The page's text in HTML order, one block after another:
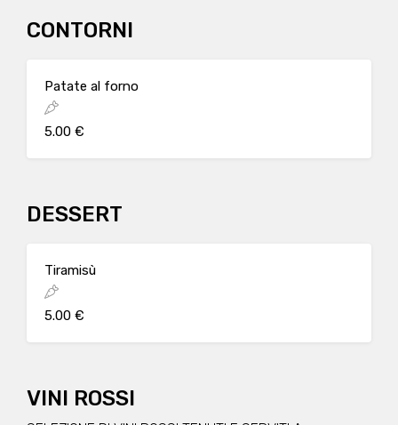
CONTORNI
Patate al forno
5.00 €
DESSERT
Tiramisù
5.00 €
VINI ROSSI